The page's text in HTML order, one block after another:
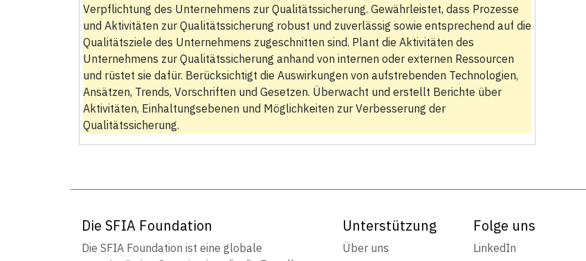
Verpflichtung des Unternehmens zur Qualitätssicherung. Gewährleistet, dass Prozesse
und Aktivitäten zur Qualitätssicherung robust und zuverlässig sowie entsprechend auf die
Qualitätsziele des Unternehmens zugeschnitten sind. Plant die Aktivitäten des
Unternehmens zur Qualitätssicherung anhand von internen oder externen Ressourcen
und rüstet sie dafür. Berücksichtigt die Auswirkungen von aufstrebenden Technologien,
Ansätzen, Trends, Vorschriften und Gesetzen. Überwacht und erstellt Berichte über
Aktivitäten, Einhaltungsebenen und Möglichkeiten zur Verbesserung der
Qualitätssicherung.
Die SFIA Foundation
Die SFIA Foundation ist eine globale
Unterstützung
Über uns
Folge uns
LinkedIn